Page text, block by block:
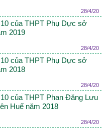
28/4/20
của THPT Phụ Dực sở
2019
28/4/20
của THPT Phụ Dực sở
2018
28/4/20
của THPT Phan Đăng Lưu
Huế năm 2018
28/4/20